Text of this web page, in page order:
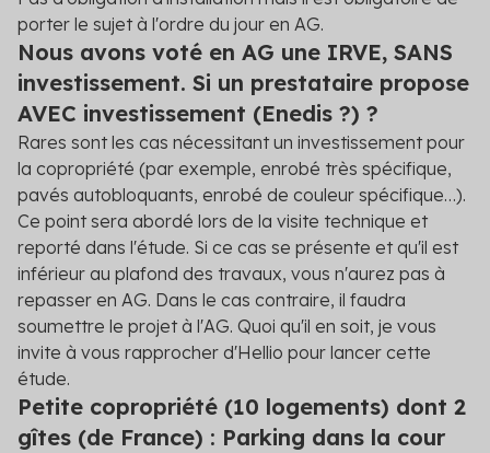
porter le sujet à l'ordre du jour en AG.
Nous avons voté en AG une IRVE, SANS
investissement. Si un prestataire propose
AVEC investissement (Enedis ?) ?
Rares sont les cas nécessitant un investissement pour
la copropriété (par exemple, enrobé très spécifique,
pavés autobloquants, enrobé de couleur spécifique…).
Ce point sera abordé lors de la visite technique et
reporté dans l'étude. Si ce cas se présente et qu'il est
inférieur au plafond des travaux, vous n'aurez pas à
repasser en AG. Dans le cas contraire, il faudra
soumettre le projet à l'AG. Quoi qu'il en soit, je vous
invite à vous rapprocher d'Hellio pour lancer cette
étude.
Petite copropriété (10 logements) dont 2
gîtes (de France) : Parking dans la cour